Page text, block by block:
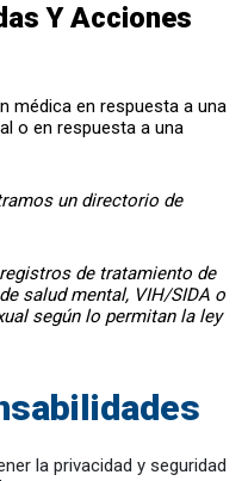
Y Acciones
médica en respuesta a una
o en respuesta a una
un directorio de
de tratamiento de
salud mental, VIH/SIDA o
según lo permitan la ley
la privacidad y seguridad